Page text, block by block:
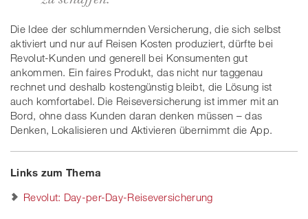
Die Idee der schlummernden Versicherung, die sich selbst
aktiviert und nur auf Reisen Kosten produziert, dürfte bei
Revolut-Kunden und generell bei Konsumenten gut
ankommen. Ein faires Produkt, das nicht nur taggenau
rechnet und deshalb kostengünstig bleibt, die Lösung ist
auch komfortabel. Die Reiseversicherung ist immer mit an
Bord, ohne dass Kunden daran denken müssen – das
Denken, Lokalisieren und Aktivieren übernimmt die App.
Links zum Thema
Revolut: Day-per-Day-Reiseversicherung